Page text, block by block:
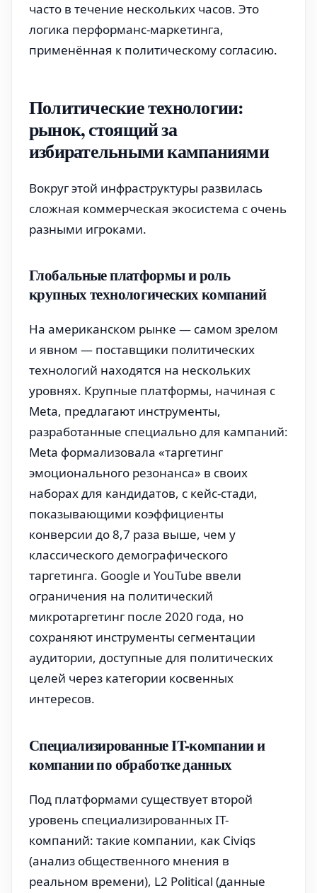
часто в течение нескольких часов. Это
логика перформанс-маркетинга,
применённая к политическому согласию.
Политические технологии:
рынок, стоящий за
избирательными кампаниями
Вокруг этой инфраструктуры развилась
сложная коммерческая экосистема с очень
разными игроками.
Глобальные платформы и роль
крупных технологических компаний
На американском рынке — самом зрелом
и явном — поставщики политических
технологий находятся на нескольких
уровнях. Крупные платформы, начиная с
Meta, предлагают инструменты,
разработанные специально для кампаний:
Meta формализовала «таргетинг
эмоционального резонанса» в своих
наборах для кандидатов, с кейс-стади,
показывающими коэффициенты
конверсии до 8,7 раза выше, чем у
классического демографического
таргетинга. Google и YouTube ввели
ограничения на политический
микротаргетинг после 2020 года, но
сохраняют инструменты сегментации
аудитории, доступные для политических
целей через категории косвенных
интересов.
Специализированные IT-компании и
компании по обработке данных
Под платформами существует второй
уровень специализированных IT-
компаний: такие компании, как Civiqs
(анализ общественного мнения в
реальном времени), L2 Political (данные